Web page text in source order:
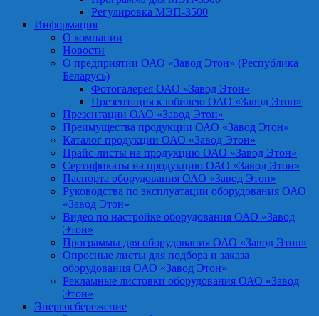
Регулировка МЭП-3500
Информация
О компании
Новости
О предприятии ОАО «Завод Этон» (Республика
Беларусь)
Фотогалерея ОАО «Завод Этон»
Презентация к юбилею ОАО «Завод Этон»
Презентации ОАО «Завод Этон»
Преимущества продукции ОАО «Завод Этон»
Каталог продукции ОАО «Завод Этон»
Прайс-листы на продукцию ОАО «Завод Этон»
Сертификаты на продукцию ОАО «Завод Этон»
Паспорта оборудования ОАО «Завод Этон»
Руководства по эксплуатации оборудования ОАО
«Завод Этон»
Видео по настройке оборудования ОАО «Завод
Этон»
Программы для оборудования ОАО «Завод Этон»
Опросные листы для подбора и заказа
оборудования ОАО «Завод Этон»
Рекламные листовки оборудования ОАО «Завод
Этон»
Энергосбережение